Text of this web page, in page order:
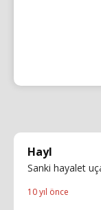
Hayl
Sanki hayalet
10 yıl önce